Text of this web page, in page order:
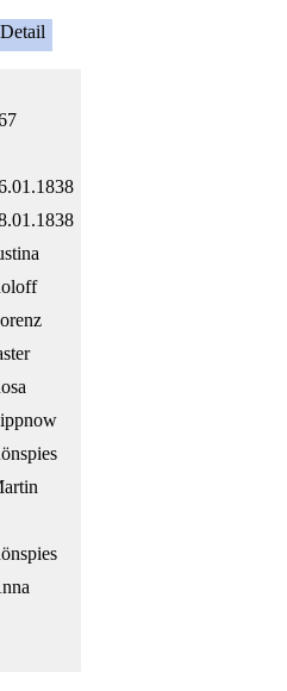
Detail